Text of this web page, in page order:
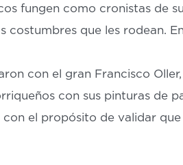
fungen como cronistas de
costumbres que les rodean.
con el gran Francisco
con sus pinturas de
el propósito de validar